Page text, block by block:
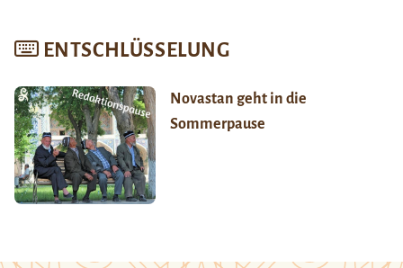
ENTSCHLÜSSELUNG
Novastan geht in die
Sommerpause